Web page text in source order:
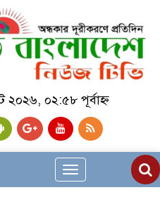
২০২৬, ০২:৫৮ পূর্বাহ্ন
Toggle
navigation